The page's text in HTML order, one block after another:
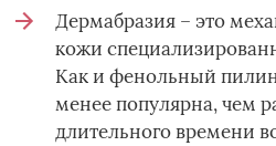
Дермабразия – это
кожи
Как и фенольный
менее популярна, чем
длительного времени